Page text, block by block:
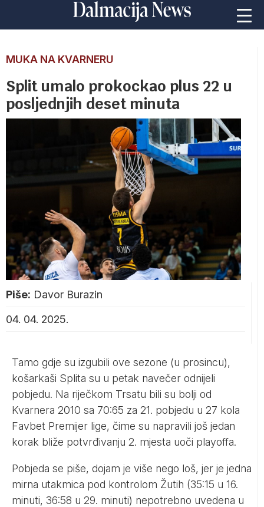
MUKA NA KVARNERU
Split umalo prokockao plus 22 u
posljednjih deset minuta
Piše: Davor Burazin
04. 04. 2025.
Tamo gdje su izgubili ove sezone (u prosincu),
košarkaši Splita su u petak navečer odnijeli
pobjedu. Na riječkom Trsatu bili su bolji od
Kvarnera 2010 sa 70:65 za 21. pobjedu u 27 kola
Favbet Premijer lige, čime su napravili još jedan
korak bliže potvrđivanju 2. mjesta uoči playoffa.
Pobjeda se piše, dojam je više nego loš, jer je jedna
mirna utakmica pod kontrolom Žutih (35:15 u 16.
minuti, 36:58 u 29. minuti) nepotrebno uvedena u